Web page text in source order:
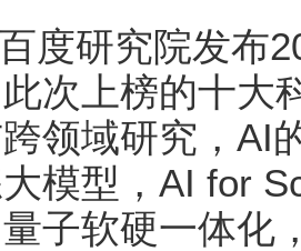
度研究院发布
次上榜的十大
领域研究，AI
模型，AI for
子软硬一体化